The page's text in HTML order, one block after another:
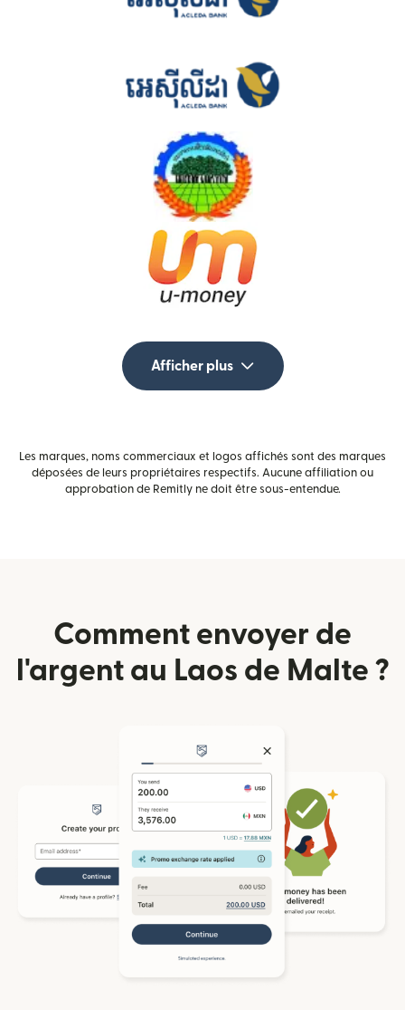
Afficher plus
Les marques, noms commerciaux et logos affichés sont des marques
déposées de leurs propriétaires respectifs. Aucune affiliation ou
approbation de Remitly ne doit être sous-entendue.
Comment envoyer de
l'argent au Laos de Malte ?